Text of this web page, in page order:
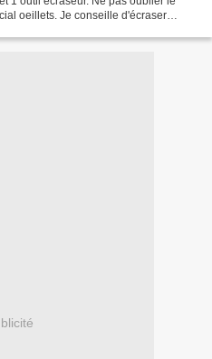
oeillets. Je conseille d'écraser